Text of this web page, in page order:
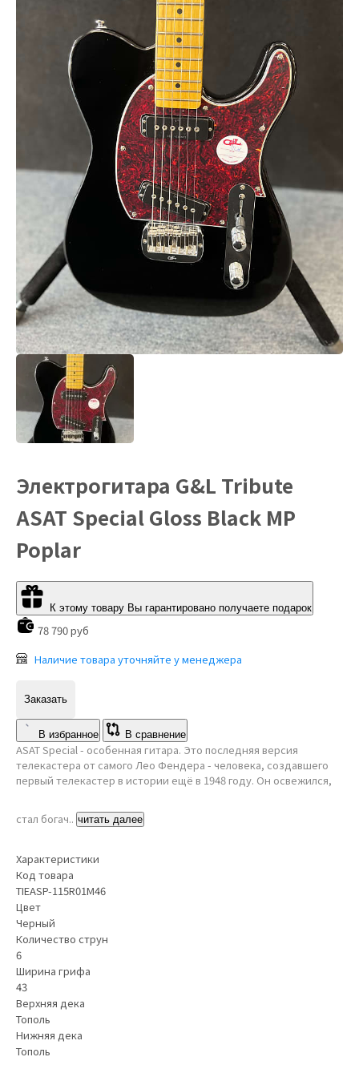
Электрогитара G&L Tribute
ASAT Special Gloss Black MP
Poplar
К этому товару Вы гарантировано получаете подарок
78 790 руб
Наличие товара уточняйте у менеджера
Заказать
В избранное В сравнение
ASAT Special - особенная гитара. Это последняя версия
телекастера от самого Лео Фендера - человека, создавшего
первый телекастер в истории ещё в 1948 году. Он освежился,
стал богач.. читать далее
Характеристики
Код товара
TIEASP-115R01M46
Цвет
Черный
Количество струн
6
Ширина грифа
43
Верхняя дека
Тополь
Нижняя дека
Тополь